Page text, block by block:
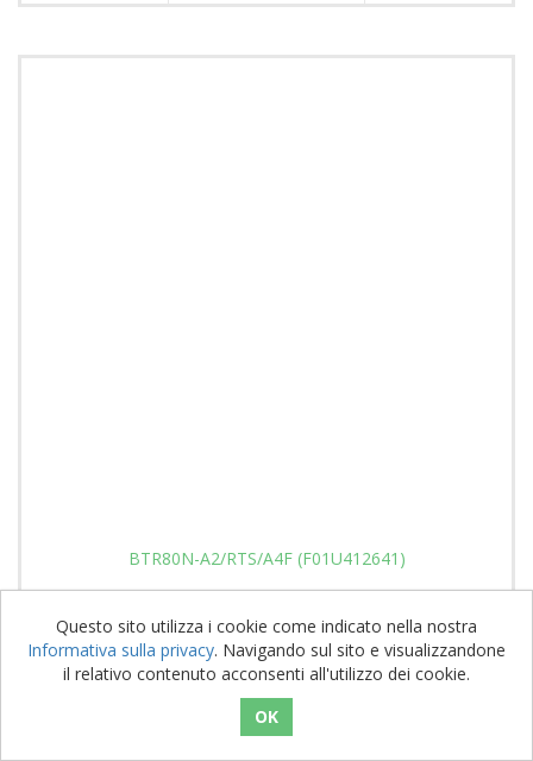
BTR80N-A2/RTS/A4F (F01U412641)
6.088,99 € IVA esclusa
Questo sito utilizza i cookie come indicato nella nostra
Informativa sulla privacy. Navigando sul sito e visualizzandone
il relativo contenuto acconsenti all'utilizzo dei cookie.